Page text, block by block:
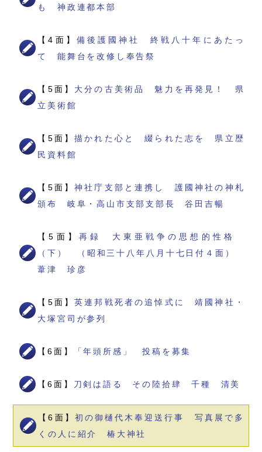
も 神政連都本部
【4面】 備後護國神社 終戦八十年にあたっ
て 能舞台を改修し奉告祭
【5面】 大分の古美術品 魅力を再発見！ 県
立美術館
【5面】描かれた心と 綴られた志を 県立歴
民資料館
【5面】神社庁支部と連携し 護國神社の神札
頒布 岐阜・高山市支部支部長 谷田吉暢
【5面】 再録 大東亜戦争の思想的性格
（下） （昭和三十八年八月十七日付４面）
葦津 珍彦
【5面】英連邦戦死者の追悼式に 靖國神社・
大塚宮司が参列
【6面】 「年頭所感」 投稿を募集
【6面】 刀剣は語る その陸拾肆 千種 清美
【6面】 初の御樋代木奉迎送行事 写真展で多
くの人に紹介 椿大神社